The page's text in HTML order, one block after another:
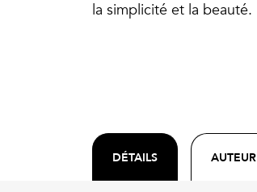
la simplicité et la beauté.
DÉTAILS AUTEUR